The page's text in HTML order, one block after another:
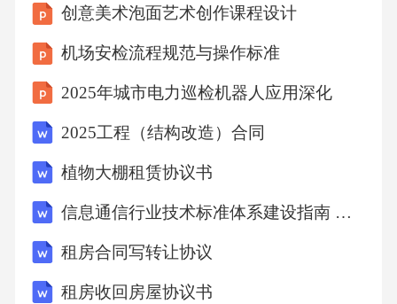
成。设计与施工协同加强设计与施工之间的沟
通与协作，确保设计意图得以实现。甲方与乙
方协同加强甲方与乙方之间的沟通与协作，及
行。监理与施工协同加强监理对施工过程的监
督和检查，确保施工质量和安全。相关部门协
同加强与园林、市政、环保等相关部门的沟通
与协作，确保项目符合相关法规和规定。多方
协同机制06成果运维策略PART根据植被类型、
生长周期和观赏特性，制定差异化的养护计划
创意美术泡面艺术创作课程设计
机场安检流程规范与操作标准
2025年城市电力巡检机器人应用深化
2025工程（结构改造）合同
植物大棚租赁协议书
信息通信行业技术标准体系建设指南 （2025-2027）
租房合同写转让协议
租房收回房屋协议书